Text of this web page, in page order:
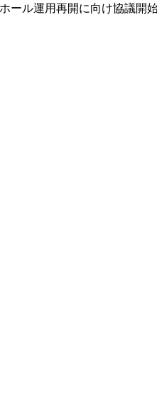
ール運用再開に向け協議開